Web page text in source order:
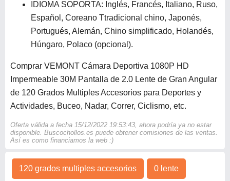
IDIOMA SOPORTA: Inglés, Francés, Italiano, Ruso,
Español, Coreano Ttradicional chino, Japonés,
Portugués, Alemán, Chino simplificado, Holandés,
Húngaro, Polaco (opcional).
Comprar VEMONT Cámara Deportiva 1080P HD
Impermeable 30M Pantalla de 2.0 Lente de Gran Angular
de 120 Grados Multiples Accesorios para Deportes y
Actividades, Buceo, Nadar, Correr, Ciclismo, etc.
Oferta válida a fecha 15/12/2022 19:53:43, ahora podría ya no estar
disponible. Buscochollos.es puede obtener comisiones de las ventas.
Así es como financiamos la web :)
120 grados multiples accesorios 0 lente